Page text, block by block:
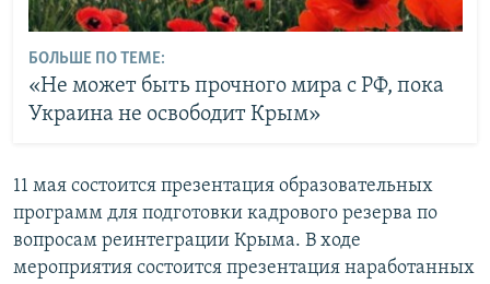
БОЛЬШЕ ПО ТЕМЕ:
«Не может быть прочного мира с РФ, пока
Украина не освободит Крым»
11 мая состоится презентация образовательных
программ для подготовки кадрового резерва по
вопросам реинтеграции Крыма. В ходе
мероприятия состоится презентация наработанных